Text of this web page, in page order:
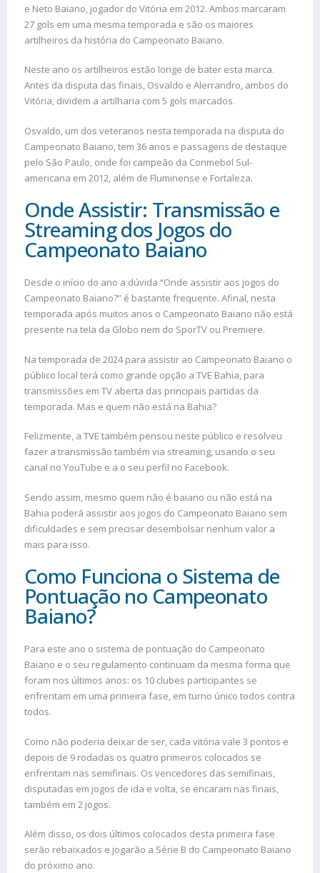
e Neto Baiano, jogador do Vitória em 2012. Ambos marcaram
27 gols em uma mesma temporada e são os maiores
artilheiros da história do Campeonato Baiano.
Neste ano os artilheiros estão longe de bater esta marca.
Antes da disputa das finais, Osvaldo e Alerrandro, ambos do
Vitória, dividem a artilharia com 5 gols marcados.
Osvaldo, um dos veteranos nesta temporada na disputa do
Campeonato Baiano, tem 36 anos e passagens de destaque
pelo São Paulo, onde foi campeão da Conmebol Sul-
americana em 2012, além de Fluminense e Fortaleza.
Onde Assistir: Transmissão e
Streaming dos Jogos do
Campeonato Baiano
Desde o início do ano a dúvida “Onde assistir aos jogos do
Campeonato Baiano?” é bastante frequente. Afinal, nesta
temporada após muitos anos o Campeonato Baiano não está
presente na tela da Globo nem do SporTV ou Premiere.
Na temporada de 2024 para assistir ao Campeonato Baiano o
público local terá como grande opção a TVE Bahia, para
transmissões em TV aberta das principais partidas da
temporada. Mas e quem não está na Bahia?
Felizmente, a TVE também pensou neste público e resolveu
fazer a transmissão também via streaming, usando o seu
canal no YouTube e a o seu perfil no Facebook.
Sendo assim, mesmo quem não é baiano ou não está na
Bahia poderá assistir aos jogos do Campeonato Baiano sem
dificuldades e sem precisar desembolsar nenhum valor a
mais para isso.
Como Funciona o Sistema de
Pontuação no Campeonato
Baiano?
Para este ano o sistema de pontuação do Campeonato
Baiano e o seu regulamento continuam da mesma forma que
foram nos últimos anos: os 10 clubes participantes se
enfrentam em uma primeira fase, em turno único todos contra
todos.
Como não poderia deixar de ser, cada vitória vale 3 pontos e
depois de 9 rodadas os quatro primeiros colocados se
enfrentam nas semifinais. Os vencedores das semifinais,
disputadas em jogos de ida e volta, se encaram nas finais,
também em 2 jogos.
Além disso, os dois últimos colocados desta primeira fase
serão rebaixados e jogarão a Série B do Campeonato Baiano
do próximo ano.